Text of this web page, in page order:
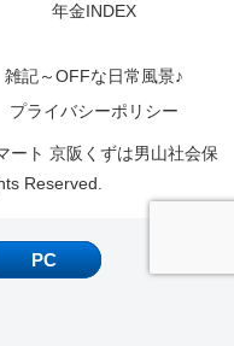
年金INDEX
雑記～OFFな日常風景♪
プライバシーポリシー
ト 京阪くずは男山社会保
Reserved.
PC